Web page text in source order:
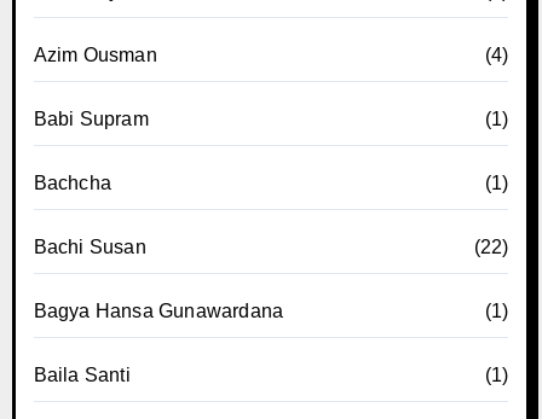
Azim Ousman (4)
Babi Supram (1)
Bachcha (1)
Bachi Susan (22)
Bagya Hansa Gunawardana (1)
Baila Santi (1)